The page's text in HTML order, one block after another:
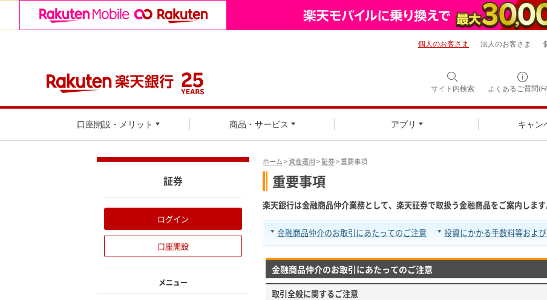
サイト内検索 よくあるご質問
口座開設・メリット 商品・サービス アプリ キャン
個人のお客さま 法人のお客さま
ホーム>資産運用>証券> 重要事項
重要事項
楽天銀行は金融商品仲介業務として、楽天証券で取扱う金融商品をご案内します
金融商品仲介のお取引にあたってのご注意 投資にかかる手数料等およ
金融商品仲介のお取引にあたってのご注意
取引全般に関するご注意
証券
ログイン
口座開設
メニュー